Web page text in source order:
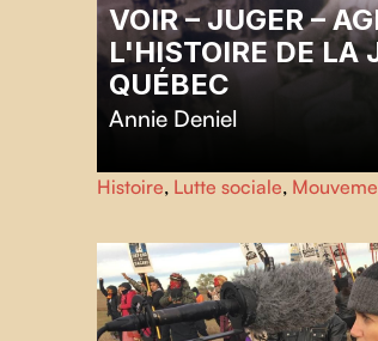
VOIR – JUGER –
L'HISTOIRE DE LA
QUÉBEC
Annie Deniel
Le film retrace l'histoire oubliée de
Catholique, mouvement social ancré
les luttes qui ont modelé le
Histoire, Lutte sociale,